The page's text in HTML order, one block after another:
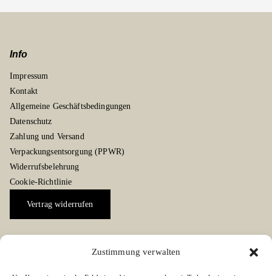
Zustimmung verwalten
Info
Impressum
Kontakt
Allgemeine Geschäftsbedingungen
Datenschutz
Zahlung und Versand
Verpackungsentsorgung (PPWR)
Widerrufsbelehrung
Cookie-Richtlinie
Vertrag widerrufen